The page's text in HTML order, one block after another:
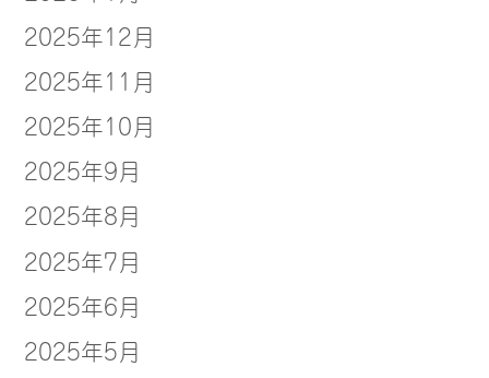
2025年12月
2025年11月
2025年10月
2025年9月
2025年8月
2025年7月
2025年6月
2025年5月